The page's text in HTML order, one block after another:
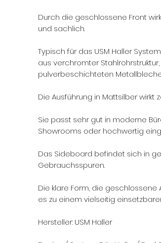
Durch die geschlossene Front
und sachlich.
Typisch für das USM Haller
aus verchromter
pulverbeschichteten
Die Ausführung in Mattsilber wirkt
Sie passt sehr gut in moderne
Showrooms oder hochwertig
Das Sideboard befindet sich in
Gebrauchsspuren.
Die klare Form, die
es zu einem vielseitig
Hersteller: USM Haller